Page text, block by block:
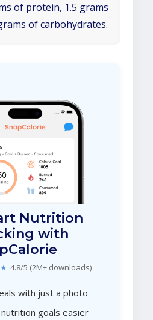
of protein, 1.5 grams
of carbohydrates.
Nutrition
with
4.8/5 (2M+ downloads)
with just a photo
goals easier